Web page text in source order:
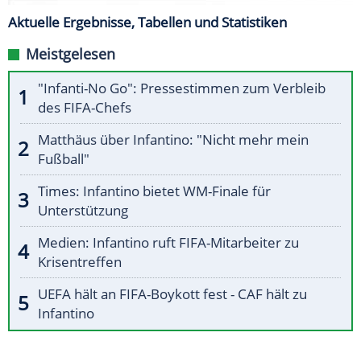
Aktuelle Ergebnisse, Tabellen und Statistiken
Meistgelesen
"Infanti-No Go": Pressestimmen zum Verbleib
des FIFA-Chefs
Matthäus über Infantino: "Nicht mehr mein
Fußball"
Times: Infantino bietet WM-Finale für
Unterstützung
Medien: Infantino ruft FIFA-Mitarbeiter zu
Krisentreffen
UEFA hält an FIFA-Boykott fest - CAF hält zu
Infantino